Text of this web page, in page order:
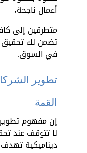
أعمال ناجحة،
متطرقين إلى
تضمن لك تحقيق
في السوق.
تطوير
القمة
إن مفهوم
لا تتوقف عند
ديناميكية